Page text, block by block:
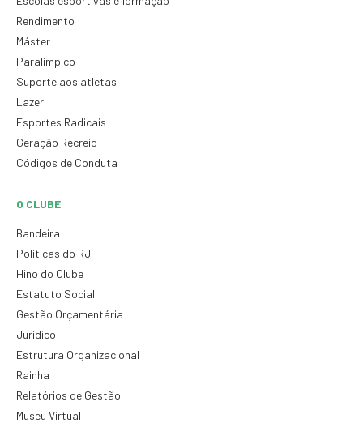
Rendimento
Máster
Paralímpico
Suporte aos atletas
Lazer
Esportes Radicais
Geração Recreio
Códigos de Conduta
O CLUBE
Bandeira
Políticas do RJ
Hino do Clube
Estatuto Social
Gestão Orçamentária
Jurídico
Estrutura Organizacional
Rainha
Relatórios de Gestão
Museu Virtual